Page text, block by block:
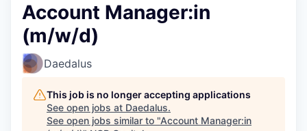
Account Manager:in
(m/w/d)
Daedalus
This job is no longer accepting applications
See open jobs at Daedalus.
See open jobs similar to "Account Manager:in